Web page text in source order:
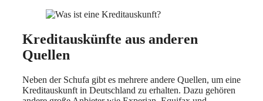
Kreditauskünfte aus anderen
Quellen
Neben der Schufa gibt es mehrere andere Quellen, um eine
Kreditauskunft in Deutschland zu erhalten. Dazu gehören